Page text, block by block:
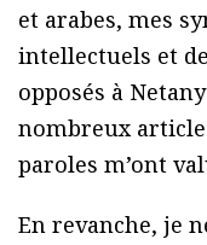
et arabes, mes
intellectuels et
opposés à
nombreux
paroles m’ont
En revanche, je